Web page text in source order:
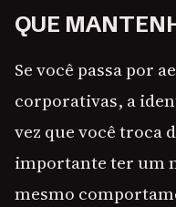
QUE
Se você passa por
corporativas, a
vez que você troca
importante ter um
mesmo